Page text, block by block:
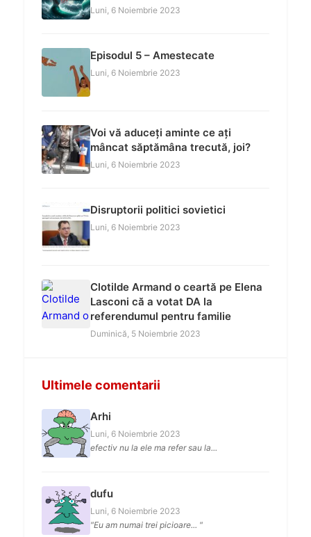
Luni, 6 Noiembrie 2023
Episodul 5 – Amestecate
Luni, 6 Noiembrie 2023
Voi vă aduceți aminte ce ați
mâncat săptămâna trecută, joi?
Luni, 6 Noiembrie 2023
Disruptorii politici sovietici
Luni, 6 Noiembrie 2023
Clotilde Armand o ceartă pe Elena
Lasconi că a votat DA la
referendumul pentru familie
Duminică, 5 Noiembrie 2023
Ultimele comentarii
Arhi
Luni, 6 Noiembrie 2023
efectiv nu la ele ma refer sau la...
dufu
Luni, 6 Noiembrie 2023
"Eu am numai trei picioare... "